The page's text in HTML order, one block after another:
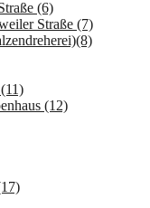
(6)
Straße (7)
(12)